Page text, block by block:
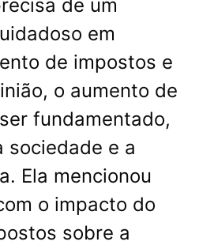
de um
em
de impostos e
o aumento de
fundamentado,
sociedade e a
Ela mencionou
o impacto do
sobre a